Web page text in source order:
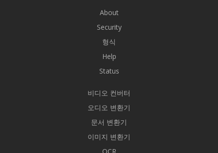
About
Security
형식
Help
Status
비디오 컨버터
오디오 변환기
문서 변환기
이미지 변환기